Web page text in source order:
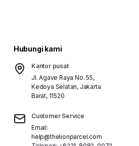
Hubungi kami
Kantor pusat
Jl. Agave Raya No. 55,
Kedoya Selatan, Jakarta
Barat, 11520
Customer Service
Email:
help@thelionparcel.com